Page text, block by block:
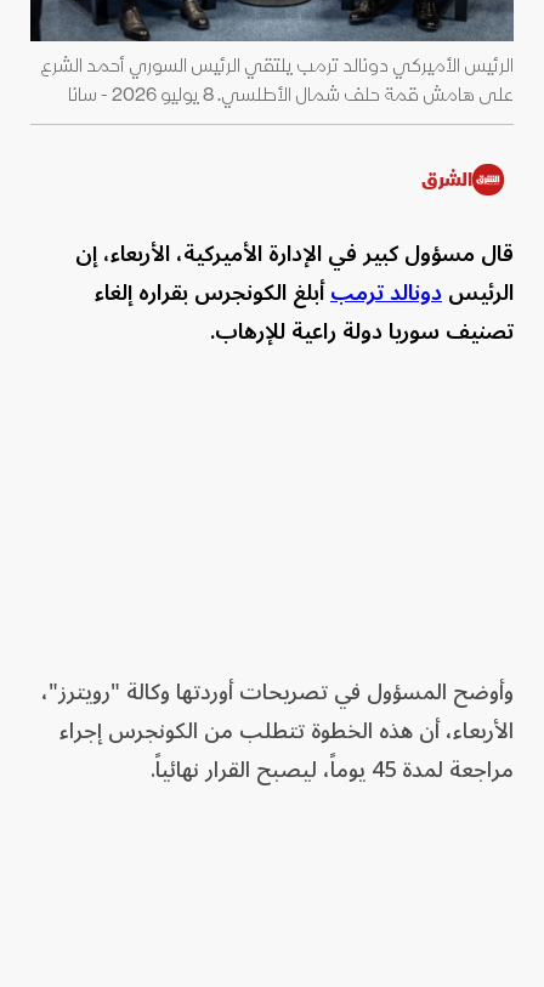
الرئيس الأميركي دونالد ترمب يلتقي الرئيس السوري أحمد الشرع
على هامش قمة حلف شمال الأطلسي. 8 يوليو 2026 - سانا
الشرق
قال ⁠مسؤول ‌كبير في ​الإدارة الأميركية، ⁠الأربعاء، إن
⁠الرئيسدونالد ترمب​أبلغ الكونجرس بقراره إلغاء
تصنيف ⁠سوريا ​دولة ​راعية ‌للإرهاب.
وأوضح المسؤول في تصريحات أوردتها وكالة "رويترز"،
الأربعاء، أن هذه الخطوة تتطلب ​من ⁠الكونجرس ​إجراء
⁠مراجعة ‌لمدة 45 يوماً، ليصبح ‌القرار نهائياً.